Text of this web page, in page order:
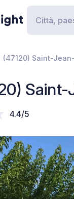
(47120) Saint-
4.4/5